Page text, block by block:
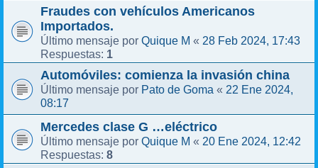
Fraudes con vehículos Americanos
Importados.
Último mensaje por Quique M « 28 Feb 2024, 17:43
Respuestas: 1
Automóviles: comienza la invasión china
Último mensaje por Pato de Goma « 22 Ene 2024,
08:17
Mercedes clase G …eléctrico
Último mensaje por Quique M « 20 Ene 2024, 12:42
Respuestas: 8